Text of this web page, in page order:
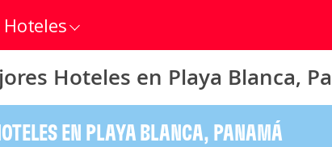
Hoteles
Hoteles en Playa Blanca,
EN PLAYA BLANCA, PANAMÁ